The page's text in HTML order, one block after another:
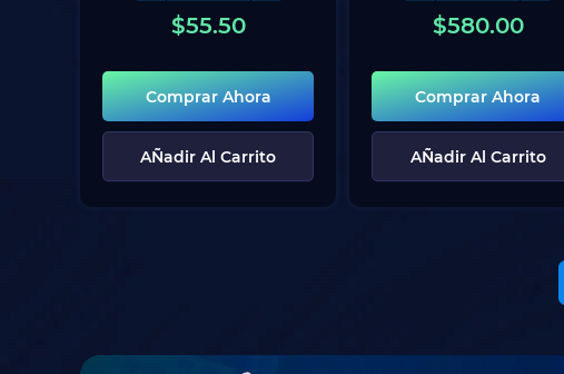
$55.50
Comprar Ahora
AÑadir Al Carrito
$580.00
Comprar Ahora
AÑadir Al Carrito